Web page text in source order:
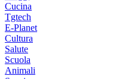
Cucina
Tgtech
E-Planet
Cultura
Salute
Scuola
Animali